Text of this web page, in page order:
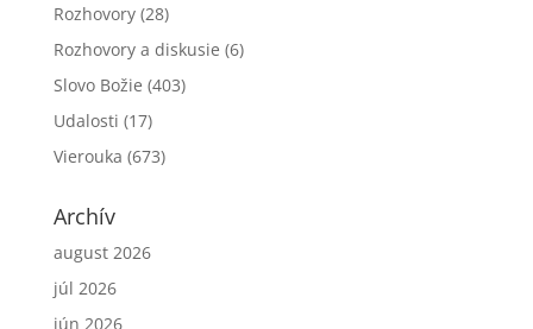
Rozhovory(28)
Rozhovory a diskusie (6)
Slovo Božie (403)
Udalosti (17)
Vierouka (673)
Archív
august 2026
júl 2026
jún 2026